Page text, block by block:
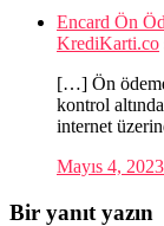
Encard Ön
KrediKarti.co
[…] Ön
kontrol
internet
Mayıs 4,
Bir yanıt yazın